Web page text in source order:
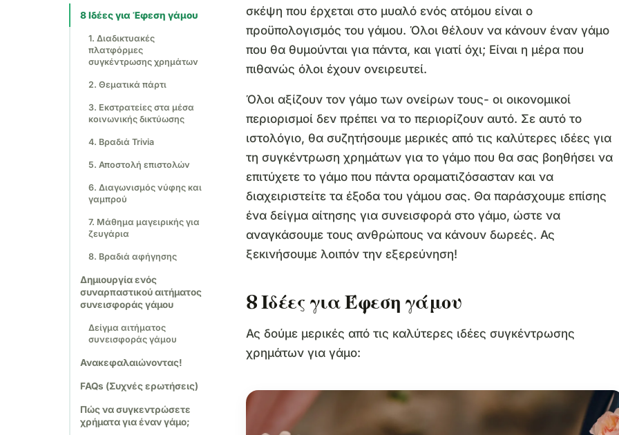
8 Ιδέες για Έφεση γάμου
1. Διαδικτυακές
πλατφόρμες
συγκέντρωσης χρημάτων
2. Θεματικά πάρτι
3. Εκστρατείες στα μέσα
κοινωνικής δικτύωσης
4. Βραδιά Trivia
5. Αποστολή επιστολών
6. Διαγωνισμός νύφης και
γαμπρού
7. Μάθημα μαγειρικής για
ζευγάρια
8. Βραδιά αφήγησης
Δημιουργία ενός
συναρπαστικού αιτήματος
συνεισφοράς γάμου
Δείγμα αιτήματος
συνεισφοράς γάμου
Ανακεφαλαιώνοντας!
FAQs (Συχνές ερωτήσεις)
Πώς να συγκεντρώσετε
χρήματα για έναν γάμο;
σκέψη που έρχεται στο μυαλό ενός ατόμου είναι ο
προϋπολογισμός του γάμου. Όλοι θέλουν να κάνουν έναν γάμο
που θα θυμούνται για πάντα, και γιατί όχι; Είναι η μέρα που
πιθανώς όλοι έχουν ονειρευτεί.
Όλοι αξίζουν τον γάμο των ονείρων τους- οι οικονομικοί
περιορισμοί δεν πρέπει να το περιορίζουν αυτό. Σε αυτό το
ιστολόγιο, θα συζητήσουμε μερικές από τις καλύτερες ιδέες για
τη συγκέντρωση χρημάτων για το γάμο που θα σας βοηθήσει να
επιτύχετε το γάμο που πάντα οραματιζόσασταν και να
διαχειριστείτε τα έξοδα του γάμου σας. Θα παράσχουμε επίσης
ένα δείγμα αίτησης για συνεισφορά στο γάμο, ώστε να
αναγκάσουμε τους ανθρώπους να κάνουν δωρεές. Ας
ξεκινήσουμε λοιπόν την εξερεύνηση!
8 Ιδέες για Έφεση γάμου
Ας δούμε μερικές από τις καλύτερες ιδέες συγκέντρωσης
χρημάτων για γάμο: